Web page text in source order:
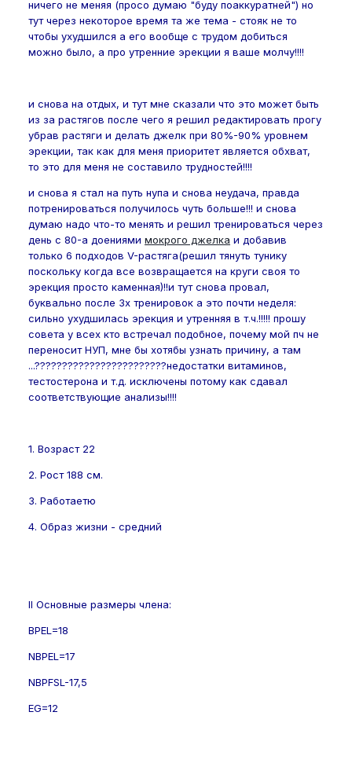
ничего не меняя (просо думаю "буду поаккуратней") но
тут через некоторое время та же тема - стояк не то
чтобы ухудшился а его вообще с трудом добиться
можно было, а про утренние эрекции я ваше молчу!!!!
и снова на отдых, и тут мне сказали что это может быть
из за растягов после чего я решил редактировать прогу
убрав растяги и делать джелк при 80%-90% уровнем
эрекции, так как для меня приоритет является обхват,
то это для меня не составило трудностей!!!!
и снова я стал на путь нупа и снова неудача, правда
потренироваться получилось чуть больше!!! и снова
думаю надо что-то менять и решил тренироваться через
день с 80-а доениями мокрого джелка и добавив
только 6 подходов V-растяга(решил тянуть тунику
поскольку когда все возвращается на круги своя то
эрекция просто каменная)!!и тут снова провал,
буквально после 3х тренировок а это почти неделя:
сильно ухудшилась эрекция и утренняя в т.ч.!!!!! прошу
совета у всех кто встречал подобное, почему мой пч не
переносит НУП, мне бы хотябы узнать причину, а там
...????????????????????????недостатки витаминов,
тестостерона и т.д. исключены потому как сдавал
соответствующие анализы!!!!
1. Возраст 22
2. Рост 188 см.
3. Работаетю
4. Образ жизни - средний
II Основные размеры члена:
BPEL=18
NBPEL=17
NBPFSL-17,5
EG=12